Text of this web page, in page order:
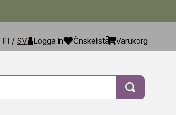
FI / SV Logga in Önskelista Varukorg